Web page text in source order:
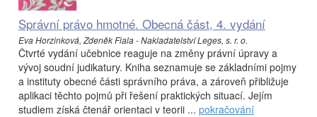
Správní právo hmotné. Obecná část, 4. vydání
Eva Horzinková, Zdeněk Fiala - Nakladatelství Leges, s. r. o.
Čtvrté vydání učebnice reaguje na změny právní úpravy a
vývoj soudní judikatury. Kniha seznamuje se základními pojmy
a instituty obecné části správního práva, a zároveň přibližuje
aplikaci těchto pojmů při řešení praktických situací. Jejím
studiem získá čtenář orientaci v teorii ... pokračování